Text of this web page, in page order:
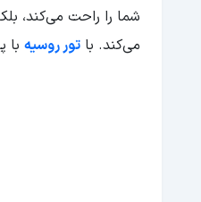
شما را راحت می‌کند،
می‌کند. با تور روسیه با